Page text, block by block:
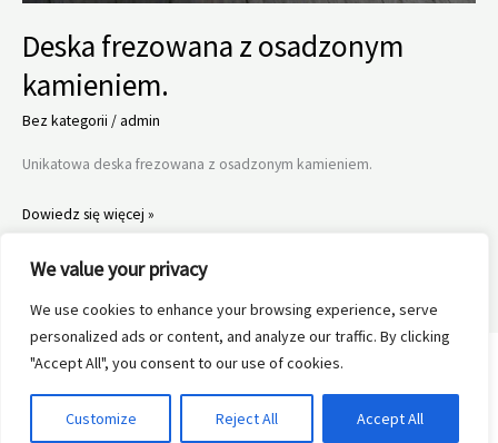
We value your privacy
We use cookies to enhance your browsing experience, serve
personalized ads or content, and analyze our traffic. By clicking
"Accept All", you consent to our use of cookies.
Customize Reject All Accept All
Deska frezowana z osadzonym
kamieniem.
Bez kategorii /admin
Unikatowa deska frezowana z osadzonym kamieniem.
Deska
Dowiedz się więcej »